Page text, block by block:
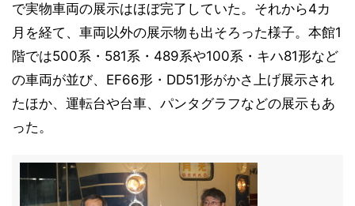
で実物車両の展示はほぼ完了していた。それから4カ
月を経て、車両以外の展示物も出そろった様子。本館1
階では500系・581系・489系や100系・キハ81形など
の車両が並び、EF66形・DD51形がかさ上げ展示され
たほか、運転台や台車、パンタグラフなどの展示もあ
った。